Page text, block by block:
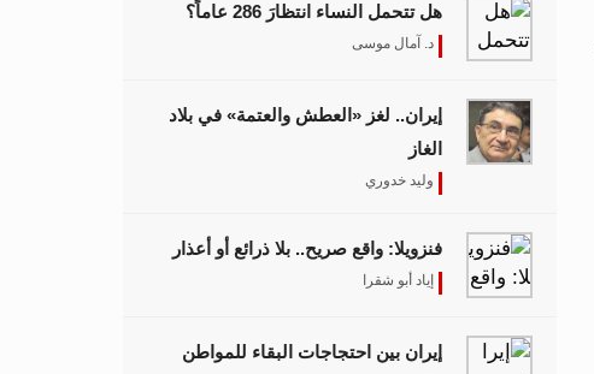
هل تتحمل النساء انتظارَ 286 عاماً؟
د. آمال موسى
إيران.. لغز «العطش والعتمة» في بلاد
الغاز
وليد خدوري
فنزويلا: واقع صريح.. بلا ذرائع أو أعذار
إياد أبو شقرا
إيران بين احتجاجات البقاء للمواطن